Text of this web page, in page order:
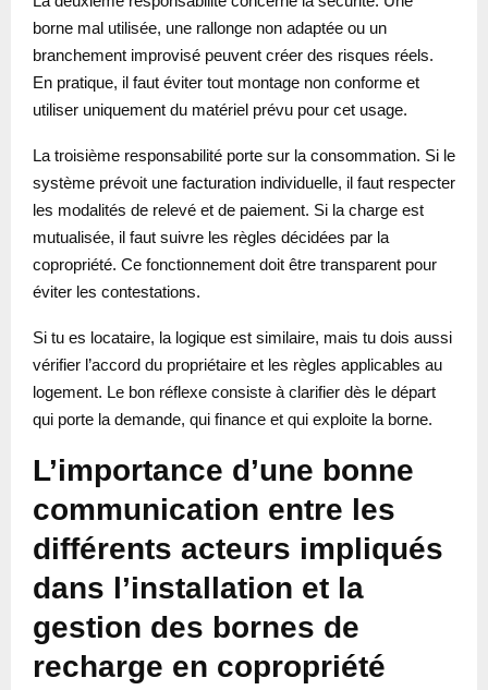
borne mal utilisée, une rallonge non adaptée ou un
branchement improvisé peuvent créer des risques réels.
En pratique, il faut éviter tout montage non conforme et
utiliser uniquement du matériel prévu pour cet usage.
La troisième responsabilité porte sur la consommation. Si le
système prévoit une facturation individuelle, il faut respecter
les modalités de relevé et de paiement. Si la charge est
mutualisée, il faut suivre les règles décidées par la
copropriété. Ce fonctionnement doit être transparent pour
éviter les contestations.
Si tu es locataire, la logique est similaire, mais tu dois aussi
vérifier l’accord du propriétaire et les règles applicables au
logement. Le bon réflexe consiste à clarifier dès le départ
qui porte la demande, qui finance et qui exploite la borne.
L’importance d’une bonne
communication entre les
différents acteurs impliqués
dans l’installation et la
gestion des bornes de
recharge en copropriété